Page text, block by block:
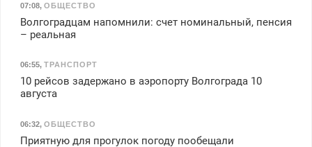
07:08, ОБЩЕСТВО
Волгоградцам напомнили: счет номинальный, пенсия
– реальная
06:55, ТРАНСПОРТ
10 рейсов задержано в аэропорту Волгограда 10
августа
06:32, ОБЩЕСТВО
Приятную для прогулок погоду пообещали